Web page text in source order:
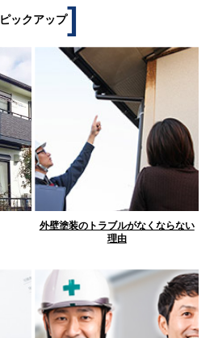
ピックアップ]
外壁塗装のトラブルがなくならない
理由